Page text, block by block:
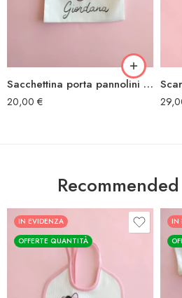
Sacchettina porta pannolini Minnie farfalle
20,00 €
IN EVIDENZA
OFFERTE QUANTITÀ
IN